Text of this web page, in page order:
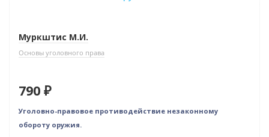
Муркштис М.И.
Основы уголовного права
790 ₽
Уголовно-правовое противодействие незаконному
обороту оружия.